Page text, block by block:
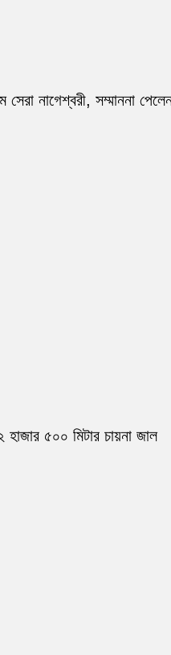
সেরা নাগেশ্বরী, সম্মাননা
৫০০ মিটার চায়না জাল